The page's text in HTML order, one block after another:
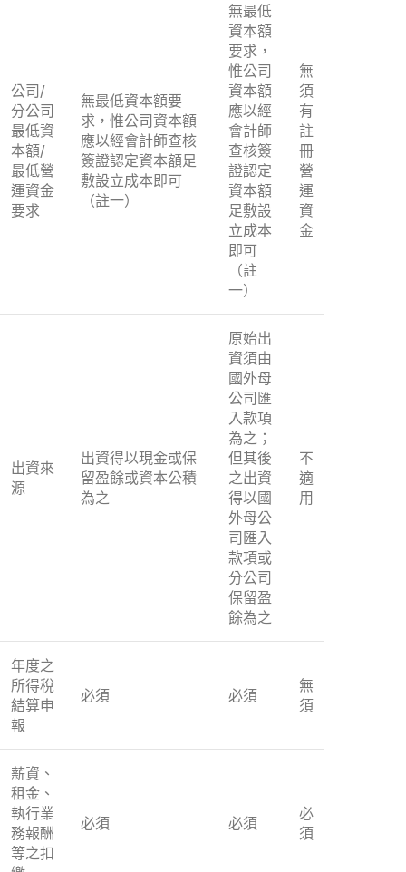
公司/
分公司
最低資
本額/
最低營
運資金
要求
無最低資本額要
求，惟公司資本額
應以經會計師查核
簽證認定資本額足
敷設立成本即可
（註一）
無最低
資本額
要求，
惟公司
資本額
應以經
會計師
查核簽
證認定
資本額
足敷設
立成本
即可
（註
一）
無
須
有
註
冊
營
運
資
金
出資來
源
出資得以現金或保
留盈餘或資本公積
為之
原始出
資須由
國外母
公司匯
入款項
為之；
但其後
之出資
得以國
外母公
司匯入
款項或
分公司
保留盈
餘為之
不
適
用
年度之
所得稅
結算申
報
必須 必須
無
須
薪資、
租金、
執行業
務報酬
等之扣
必須 必須
必
須